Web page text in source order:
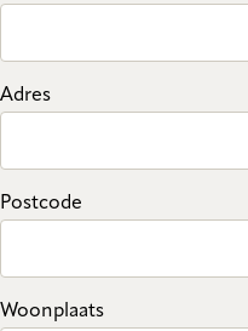
Adres
Postcode
Woonplaats